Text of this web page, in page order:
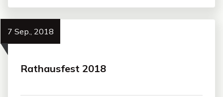
7 Sep., 2018
Rathausfest 2018